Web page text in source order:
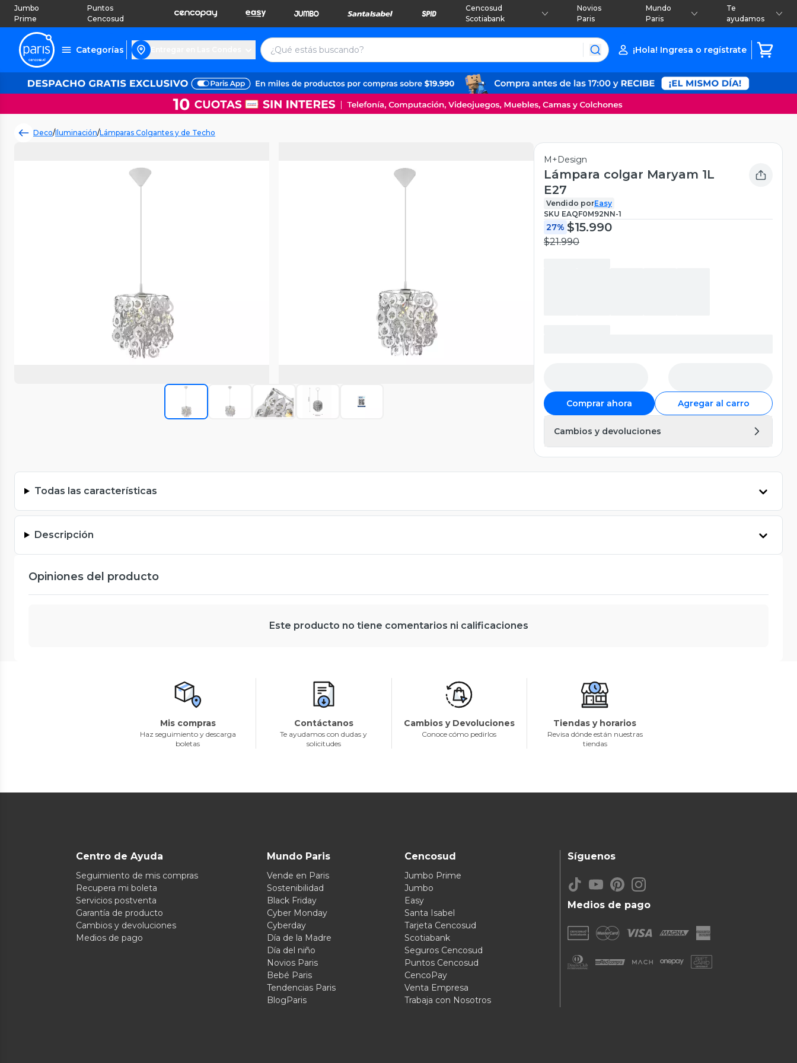
Jumbo
Prime
Puntos
Cencosud
Cencosud
Scotiabank
Novios
Paris
Mundo
Paris
Te
ayudamos
Categorías ¡Hola! Ingresa o regístrate
Deco/Iluminación/Lámparas Colgantes y de Techo
M+Design
Lámpara colgar Maryam 1L
E27
Vendido porEasy
SKU EAQF0M92NN-1
27% $15.990
$21.990
Comprar ahora Agregar al carro
Cambios y devoluciones
Todas las características
Descripción
Opiniones del producto
Este producto no tiene comentarios ni calificaciones
Mis compras
Haz seguimiento y descarga
boletas
Contáctanos
Te ayudamos con dudas y
solicitudes
Cambios y Devoluciones
Conoce cómo pedirlos
Tiendas y horarios
Revisa dónde están nuestras
tiendas
Centro de Ayuda
Seguimiento de mis compras
Recupera mi boleta
Servicios postventa
Garantía de producto
Cambios y devoluciones
Medios de pago
Mundo Paris
Vende en Paris
Sostenibilidad
Black Friday
Cyber Monday
Cyberday
Día de la Madre
Día del niño
Novios Paris
Bebé Paris
Tendencias Paris
BlogParis
Cencosud
Jumbo Prime
Jumbo
Easy
Santa Isabel
Tarjeta Cencosud
Scotiabank
Seguros Cencosud
Puntos Cencosud
CencoPay
Venta Empresa
Trabaja con Nosotros
Medios de pago
Síguenos